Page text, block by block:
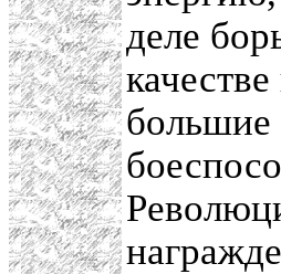
деле
большие